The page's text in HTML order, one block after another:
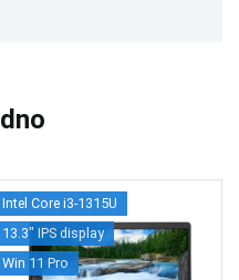
Intel Core i3-1315U
13.3" IPS display
Win 11 Pro